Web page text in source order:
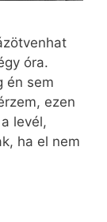
óra.
én sem
ezen
levél,
ha el nem